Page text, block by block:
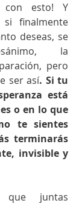
con esto! Y
finalmente
deseas, se
la
pero
ser así. Si tu
está
o en lo que
te sientes
terminarás
invisible y
juntas